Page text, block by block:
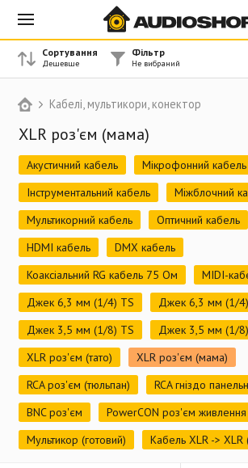
Кабелі, мультикори, конектор
XLR роз'єм (мама)
Акустичний кабель
Мікрофонний кабель
Інструментальний кабель
Міжблочний
Мультикорний кабель
Оптичний кабель
HDMI кабель
DMX кабель
Коаксіальний RG кабель 75 Ом
MIDI-
Джек 6,3 мм (1/4) TS
Джек 6,3 мм (1/
Джек 3,5 мм (1/8) TS
Джек 3,5 мм (1/
XLR роз'єм (тато)
XLR роз'єм (мама)
RCA роз'єм (тюльпан)
RCA гніздо
BNC роз'єм
PowerCON роз'єм живлення
Мультикор (готовий)
Кабель XLR ->
Сортування Фільтр